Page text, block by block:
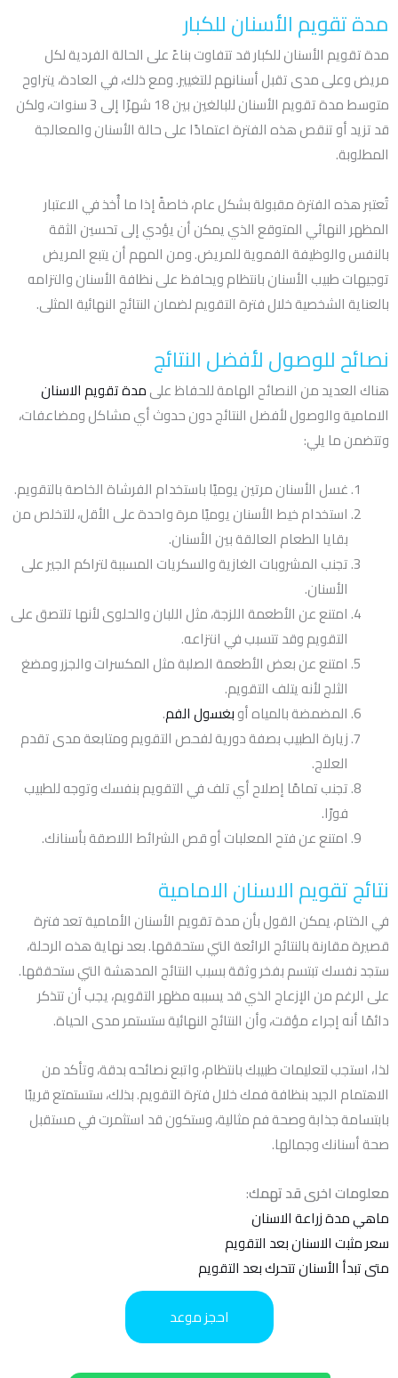
مدة تقويم الأسنان للكبار
مدة تقويم الأسنان للكبار قد تتفاوت بناءً على الحالة الفردية لكل
مريض وعلى مدى تقبل أسنانهم للتغيير. ومع ذلك، في العادة، يتراوح
متوسط ​​مدة تقويم الأسنان للبالغين بين 18 شهرًا إلى 3 سنوات، ولكن
قد تزيد أو تنقص هذه الفترة اعتمادًا على حالة الأسنان والمعالجة
المطلوبة.
تُعتبر هذه الفترة مقبولة بشكل عام، خاصةً إذا ما أُخذ في الاعتبار
المظهر النهائي المتوقع الذي يمكن أن يؤدي إلى تحسين الثقة
بالنفس والوظيفة الفموية للمريض. ومن المهم أن يتبع المريض
توجيهات طبيب الأسنان بانتظام ويحافظ على نظافة الأسنان والتزامه
بالعناية الشخصية خلال فترة التقويم لضمان النتائج النهائية المثلى.
نصائح للوصول لأفضل النتائج
هناك العديد من النصائح الهامة للحفاظ علىمدة تقويم الاسنان
الامامية والوصول لأفضل النتائج دون حدوث أي مشاكل ومضاعفات،
وتتضمن ما يلي:
غسل الأسنان مرتين يوميًا باستخدام الفرشاة الخاصة بالتقويم.
استخدام خيط الأسنان يوميًا مرة واحدة على الأقل، للتخلص من
بقايا الطعام العالقة بين الأسنان.
تجنب المشروبات الغازية والسكريات المسببة لتراكم الجير على
الأسنان.
امتنع عن الأطعمة اللزجة، مثل اللبان والحلوى لأنها تلتصق على
التقويم وقد تتسبب في انتزاعه.
امتنع عن بعض الأطعمة الصلبة مثل المكسرات والجزر ومضغ
الثلج لأنه يتلف التقويم.
المضمضة بالمياه أوبغسول الفم.
زيارة الطبيب بصفة دورية لفحص التقويم ومتابعة مدى تقدم
العلاج.
تجنب تمامًا إصلاح أي تلف في التقويم بنفسك وتوجه للطبيب
فورًا.
امتنع عن فتح المعلبات أو قص الشرائط اللاصقة بأسنانك.
نتائج تقويم الاسنان الامامية
في الختام، يمكن القول بأن مدة تقويم الأسنان الأمامية تعد فترة
قصيرة مقارنة بالنتائج الرائعة التي ستحققها. بعد نهاية هذه الرحلة،
ستجد نفسك تبتسم بفخر وثقة بسبب النتائج المدهشة التي ستحققها.
على الرغم من الإزعاج الذي قد يسببه مظهر التقويم، يجب أن تتذكر
دائمًا أنه إجراء مؤقت، وأن النتائج النهائية ستستمر مدى الحياة.
لذا، استجب لتعليمات طبيبك بانتظام، واتبع نصائحه بدقة، وتأكد من
الاهتمام الجيد بنظافة فمك خلال فترة التقويم. بذلك، ستستمتع قريبًا
بابتسامة جذابة وصحة فم مثالية، وستكون قد استثمرت في مستقبل
صحة أسنانك وجمالها.
معلومات اخرى قد تهمك:
ماهي مدة زراعة الاسنان
سعر مثبت الاسنان بعد التقويم
متى تبدأ الأسنان تتحرك بعد التقويم
احجز موعد